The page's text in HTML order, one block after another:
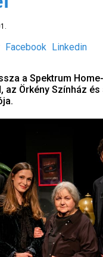
Facebook Linkedin
a Spektrum
az Örkény Színház és